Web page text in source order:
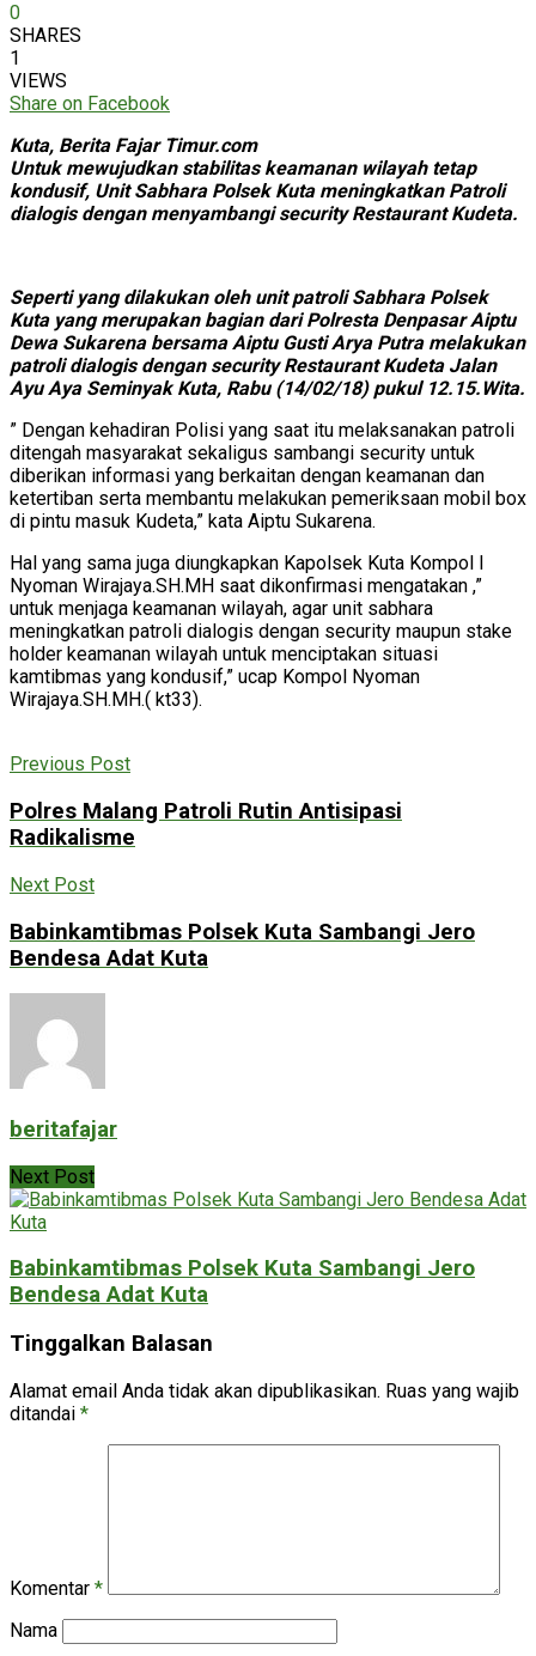
0
SHARES
1
VIEWS
Share on Facebook
Kuta, Berita Fajar Timur.com
Untuk mewujudkan stabilitas keamanan wilayah tetap
kondusif, Unit Sabhara Polsek Kuta meningkatkan Patroli
dialogis dengan menyambangi security Restaurant Kudeta.
Seperti yang dilakukan oleh unit patroli Sabhara Polsek
Kuta yang merupakan bagian dari Polresta Denpasar Aiptu
Dewa Sukarena bersama Aiptu Gusti Arya Putra melakukan
patroli dialogis dengan security Restaurant Kudeta Jalan
Ayu Aya Seminyak Kuta, Rabu (14/02/18) pukul 12.15.Wita.
” Dengan kehadiran Polisi yang saat itu melaksanakan patroli
ditengah masyarakat sekaligus sambangi security untuk
diberikan informasi yang berkaitan dengan keamanan dan
ketertiban serta membantu melakukan pemeriksaan mobil box
di pintu masuk Kudeta,” kata Aiptu Sukarena.
Hal yang sama juga diungkapkan Kapolsek Kuta Kompol I
Nyoman Wirajaya.SH.MH saat dikonfirmasi mengatakan ,”
untuk menjaga keamanan wilayah, agar unit sabhara
meningkatkan patroli dialogis dengan security maupun stake
holder keamanan wilayah untuk menciptakan situasi
kamtibmas yang kondusif,” ucap Kompol Nyoman
Wirajaya.SH.MH.( kt33).
Previous Post
Polres Malang Patroli Rutin Antisipasi
Radikalisme
Next Post
Babinkamtibmas Polsek Kuta Sambangi Jero
Bendesa Adat Kuta
beritafajar
Next Post
Babinkamtibmas Polsek Kuta Sambangi Jero
Bendesa Adat Kuta
Tinggalkan Balasan
Alamat email Anda tidak akan dipublikasikan. Ruas yang wajib
ditandai *
Komentar *
Nama